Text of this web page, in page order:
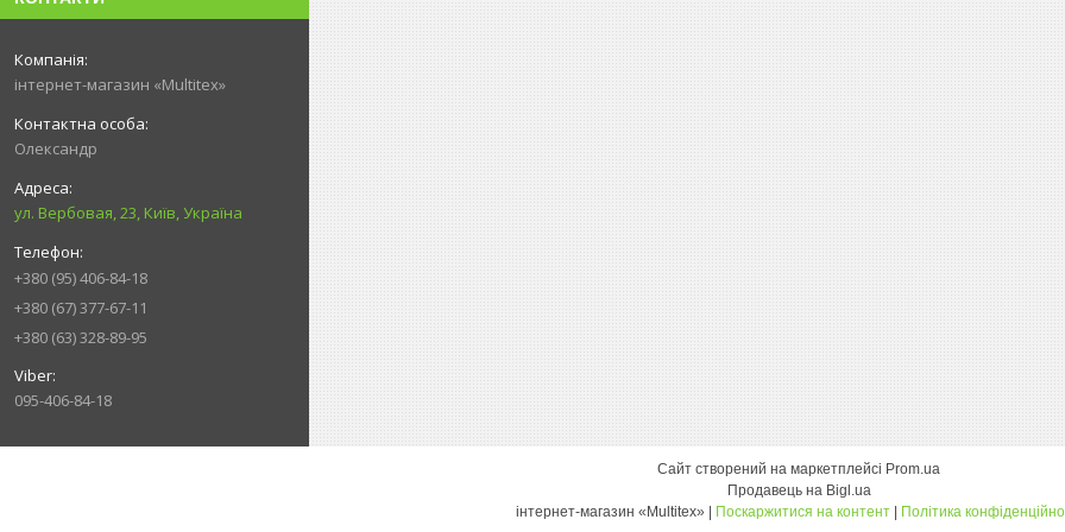
інтернет-магазин «Multitex»
Олександр
ул. Вербовая, 23, Київ, Україна
+380 (95) 406-84-18
+380 (67) 377-67-11
+380 (63) 328-89-95
095-406-84-18
Сайт створений на маркетплейсі Prom.ua
Продавець на Bigl.ua
Поскаржитися на контент Політика